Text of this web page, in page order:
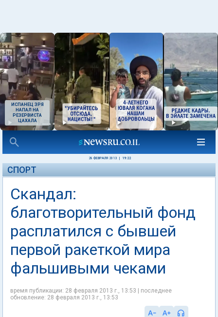
ИСПАНЕЦ ЗРЯ
НАПАЛ НА
РЕЗЕРВИСТА
ЦАХАЛА
28 ФЕВРАЛЯ 2013 19:22
СПОРТ
Скандал:
благотворительный фонд
расплатился с бывшей
первой ракеткой мира
фальшивыми чеками
время публикации: 28 февраля 2013 г., 13:53 | последнее
обновление: 28 февраля 2013 г., 13:53